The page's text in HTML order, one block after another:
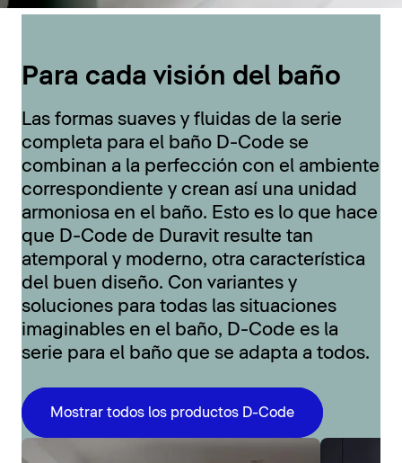
Para cada visión del baño
Las formas suaves y fluidas de la serie
completa para el baño D-Code se
combinan a la perfección con el ambiente
correspondiente y crean así una unidad
armoniosa en el baño. Esto es lo que hace
que D-Code de Duravit resulte tan
atemporal y moderno, otra característica
del buen diseño. Con variantes y
soluciones para todas las situaciones
imaginables en el baño, D-Code es la
serie para el baño que se adapta a todos.
Mostrar todos los productos D-Code